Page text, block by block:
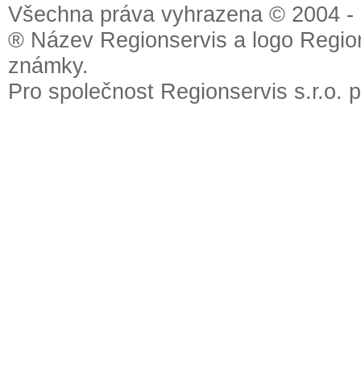
Všechna práva vyhrazena © 2004
® Název Regionservis a logo
známky.
Pro společnost Regionservis s.r.o.